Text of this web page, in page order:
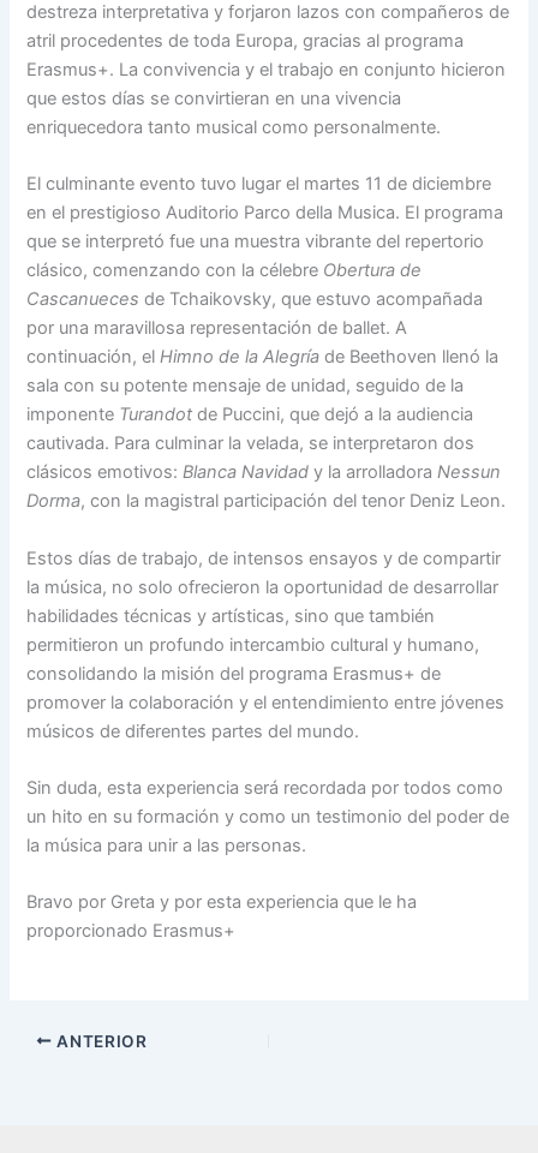
destreza interpretativa y forjaron lazos con compañeros de
atril procedentes de toda Europa, gracias al programa
Erasmus+. La convivencia y el trabajo en conjunto hicieron
que estos días se convirtieran en una vivencia
enriquecedora tanto musical como personalmente.
El culminante evento tuvo lugar el martes 11 de diciembre
en el prestigioso Auditorio Parco della Musica. El programa
que se interpretó fue una muestra vibrante del repertorio
clásico, comenzando con la célebre Obertura de
Cascanueces de Tchaikovsky, que estuvo acompañada
por una maravillosa representación de ballet. A
continuación, elHimno de la Alegría de Beethoven llenó la
sala con su potente mensaje de unidad, seguido de la
imponente Turandot de Puccini, que dejó a la audiencia
cautivada. Para culminar la velada, se interpretaron dos
clásicos emotivos:Blanca Navidad y la arrolladoraNessun
Dorma, con la magistral participación del tenor Deniz Leon.
Estos días de trabajo, de intensos ensayos y de compartir
la música, no solo ofrecieron la oportunidad de desarrollar
habilidades técnicas y artísticas, sino que también
permitieron un profundo intercambio cultural y humano,
consolidando la misión del programa Erasmus+ de
promover la colaboración y el entendimiento entre jóvenes
músicos de diferentes partes del mundo.
Sin duda, esta experiencia será recordada por todos como
un hito en su formación y como un testimonio del poder de
la música para unir a las personas.
Bravo por Greta y por esta experiencia que le ha
proporcionado Erasmus+
ANTERIOR